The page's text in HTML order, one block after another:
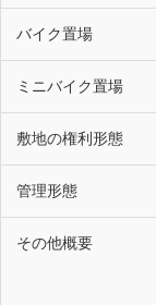
バイク置場
ミニバイク置場
敷地の権利形態
管理形態
その他概要